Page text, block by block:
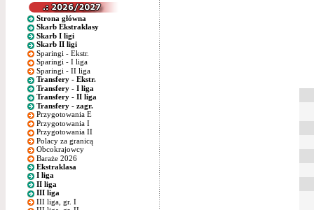
Strona główna
Skarb Ekstraklasy
Skarb I ligi
Skarb II ligi
Sparingi - Ekstr.
Sparingi - I liga
Sparingi - II liga
Transfery - Ekstr.
Transfery - I liga
Transfery - II liga
Transfery - zagr.
Przygotowania E
Przygotowania I
Przygotowania II
Polacy za granicą
Obcokrajowcy
Baraże 2026
Ekstraklasa
I liga
II liga
III liga
III liga, gr. I